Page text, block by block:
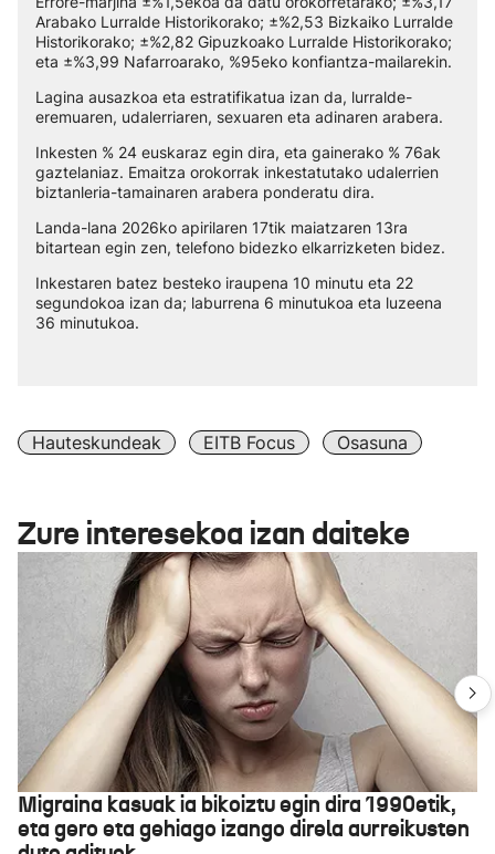
Arabako Lurralde Historikorako; ±%2,53 Bizkaiko Lurralde
Historikorako; ±%2,82 Gipuzkoako Lurralde Historikorako;
eta ±%3,99 Nafarroarako, %95eko konfiantza-mailarekin.
Lagina ausazkoa eta estratifikatua izan da, lurralde-
eremuaren, udalerriaren, sexuaren eta adinaren arabera.
Inkesten % 24 euskaraz egin dira, eta gainerako % 76ak
gaztelaniaz. Emaitza orokorrak inkestatutako udalerrien
biztanleria-tamainaren arabera ponderatu dira.
Landa-lana 2026ko apirilaren 17tik maiatzaren 13ra
bitartean egin zen, telefono bidezko elkarrizketen bidez.
Inkestaren batez besteko iraupena 10 minutu eta 22
segundokoa izan da; laburrena 6 minutukoa eta luzeena
36 minutukoa.
Hauteskundeak EITB Focus Osasuna
Zure interesekoa izan daiteke
Migraina kasuak ia bikoiztu egin dira 1990etik,
eta gero eta gehiago izango direla aurreikusten